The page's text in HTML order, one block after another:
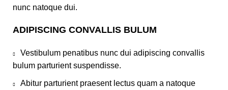
nunc natoque dui.
ADIPISCING CONVALLIS BULUM
Vestibulum penatibus nunc dui adipiscing convallis
bulum parturient suspendisse.
Abitur parturient praesent lectus quam a natoque